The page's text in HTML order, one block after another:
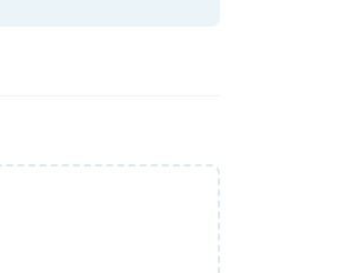
Ольга Александровна